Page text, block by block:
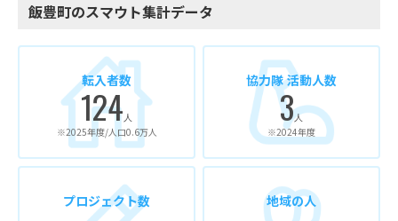
飯豊町のスマウト集計データ
転入者数
124 人
※2025年度/人口0.6万人
協力隊 活動人数
3人
※2024年度
プロジェクト数 地域の人